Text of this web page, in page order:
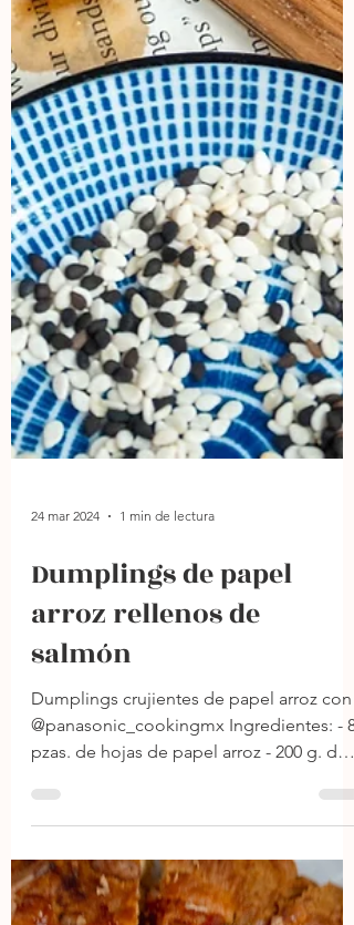
aquí:
Contacto
24 mar 2024 1 min de lectura
Dumplings de papel
arroz rellenos de
salmón
@panasonic_cookingmx Ingredientes: - 8
pzas. de hojas de papel arroz - 200 g. de